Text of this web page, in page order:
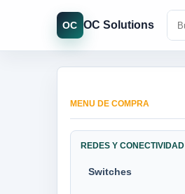
OC OC Solutions
MENU DE COMPRA
REDES Y CONECTIVIDAD
Switches